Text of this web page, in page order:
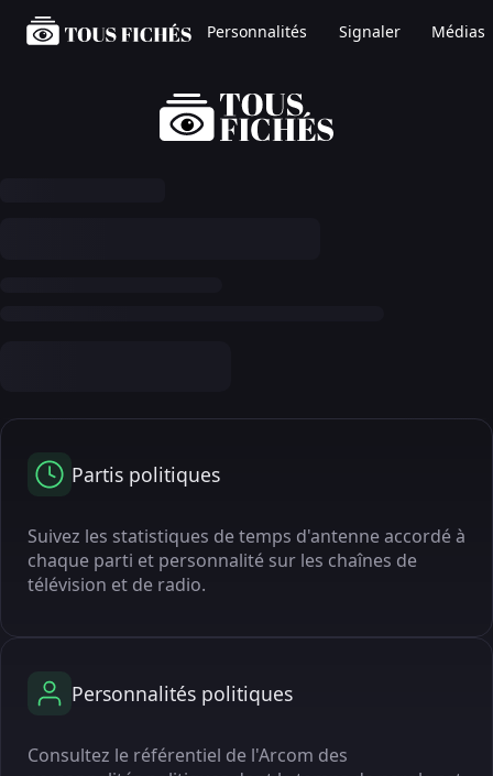
Personnalités Signaler Médias
Partis politiques
Suivez les statistiques de temps d'antenne accordé à
chaque parti et personnalité sur les chaînes de
télévision et de radio.
Personnalités politiques
Consultez le référentiel de l'Arcom des